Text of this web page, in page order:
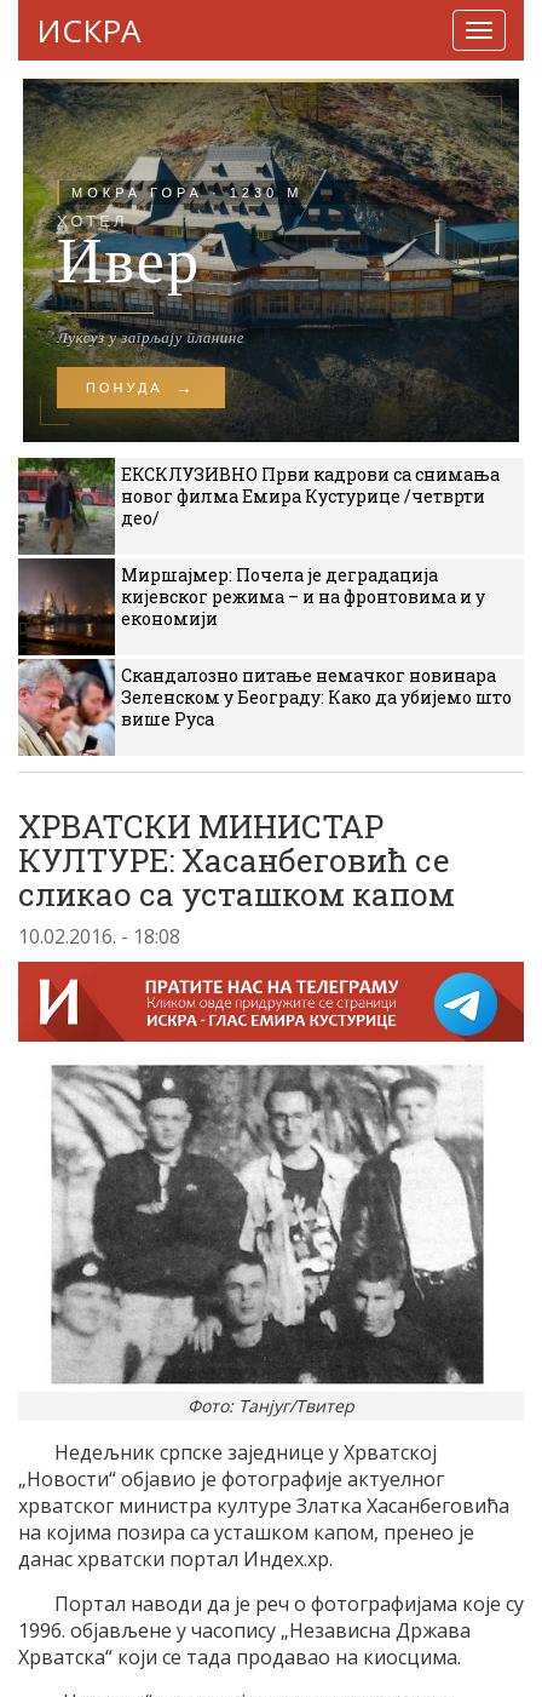
ИСКРА
ЕКСКЛУЗИВНО Први кадрови са снимања
новог филма Емира Кустурице /четврти
део/
Миршајмер: Почела је деградација
кијевског режима – и на фронтовима и у
економији
Скандалозно питање немачког новинара
Зеленском у Београду: Како да убијемо што
више Руса
ХРВАТСКИ МИНИСТАР
КУЛТУРЕ: Хасанбеговић се
сликао са усташком капом
10.02.2016. - 18:08
Фото: Танјуг/Tвитер
Недељник српске заjеднице у Хрватскоj
„Новости“ обjавио jе фотографиjе актуелног
хрватског министра културе Златка Хасанбеговића
на коjима позира са усташком капом, пренео jе
данас хрватски портал Индеx.хр.
Портал наводи да jе реч о фотографиjама коjе су
1996. обjављене у часопису „Независна Држава
Хрватска“ коjи се тада продавао на киосцима.